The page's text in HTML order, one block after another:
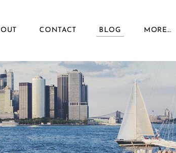
CONTACT BLOG MORE...